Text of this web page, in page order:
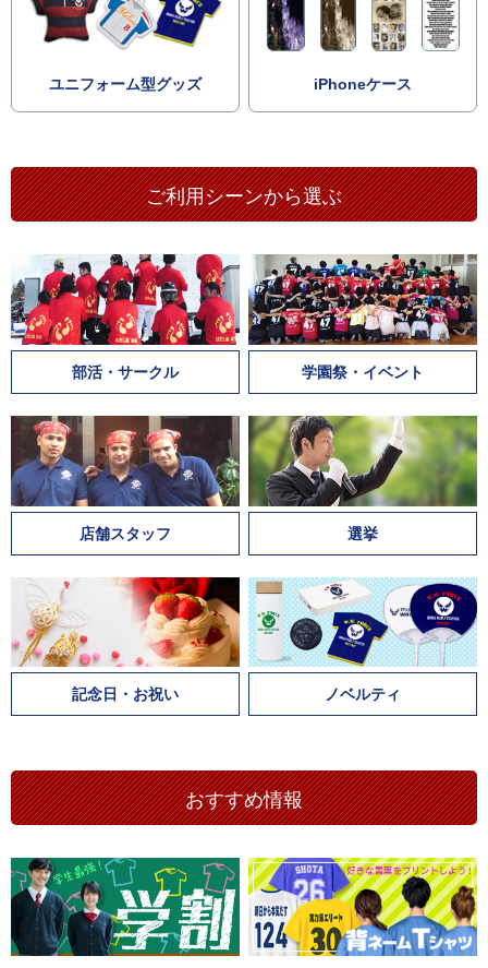
ユニフォーム型グッズ iPhoneケース
ご利用シーンから選ぶ
部活・サークル 学園祭・イベント
店舗スタッフ 選挙
記念日・お祝い ノベルティ
おすすめ情報